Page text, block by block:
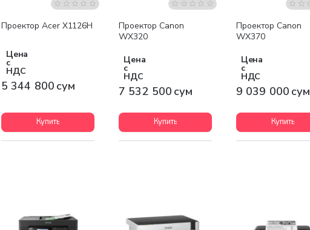
Бесплатная доставка
Проектор Acer X1126H
Цена
с
НДС
5 344 800 сум
Купить
Бесплатная доставка
Проектор Canon
WX320
Цена
с
НДС
7 532 500 сум
Купить
Бесплатная
Проектор Canon
WX370
Цена
с
НДС
9 039 000 сум
Купить